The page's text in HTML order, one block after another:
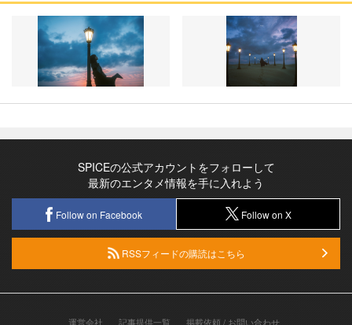
SPICEの公式アカウントをフォローして
最新のエンタメ情報を手に入れよう
Follow on Facebook Follow on X
RSSフィードの購読はこちら
運営会社 記事提供一覧 掲載依頼 / お問い合わせ